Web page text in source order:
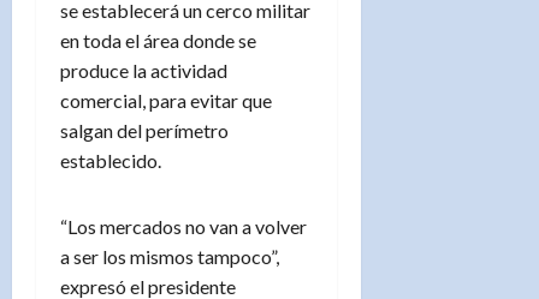
se establecerá un cerco militar
en toda el área donde se
produce la actividad
comercial, para evitar que
salgan del perímetro
establecido.
“Los mercados no van a volver
a ser los mismos tampoco”,
expresó el presidente